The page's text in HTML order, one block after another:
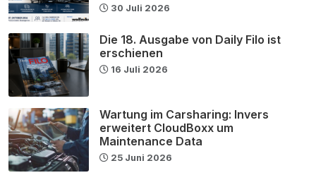
30 Juli 2026
Die 18. Ausgabe von Daily Filo ist
erschienen
16 Juli 2026
Wartung im Carsharing: Invers
erweitert CloudBoxx um
Maintenance Data
25 Juni 2026